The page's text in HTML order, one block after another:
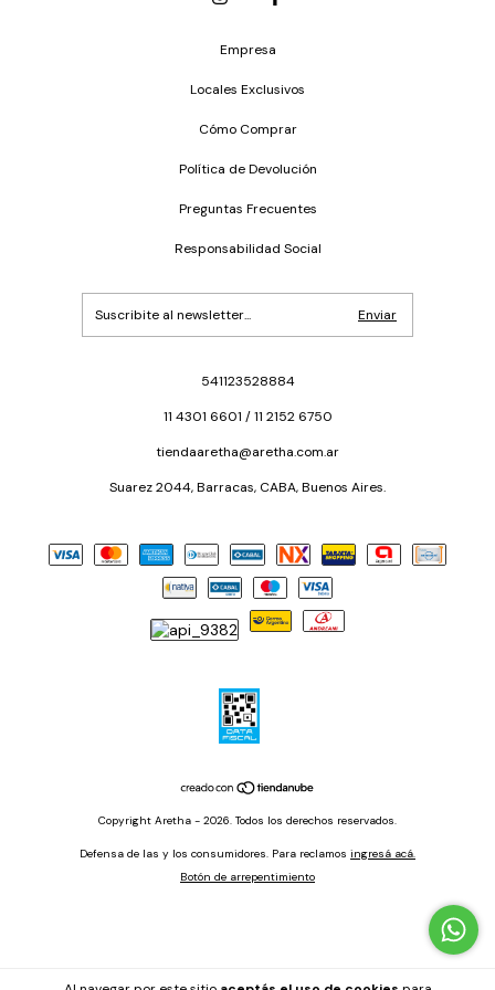
Empresa
Locales Exclusivos
Cómo Comprar
Política de Devolución
Preguntas Frecuentes
Responsabilidad Social
541123528884
11 4301 6601 / 11 2152 6750
tiendaaretha@aretha.com.ar
Suarez 2044, Barracas, CABA, Buenos Aires.
Copyright Aretha - 2026. Todos los derechos reservados.
Defensa de las y los consumidores. Para reclamos ingresá acá.
Botón de arrepentimiento